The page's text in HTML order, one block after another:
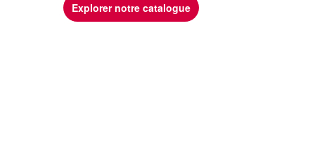
Explorer notre catalogue